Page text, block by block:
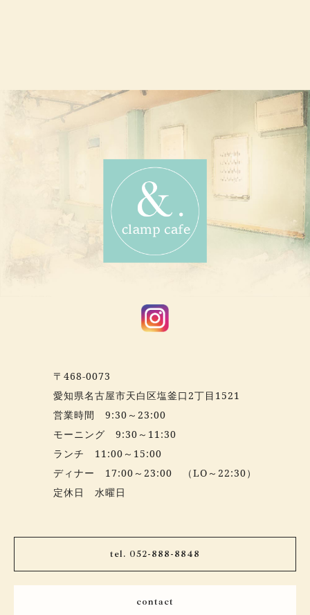
〒468-0073
愛知県名古屋市天白区塩釜口2丁目1521
営業時間 9:30～23:00
モーニング 9:30～11:30
ランチ 11:00～15:00
ディナー 17:00～23:00 （LO～22:30）
定休日 水曜日
tel. 052-888-8848
contact